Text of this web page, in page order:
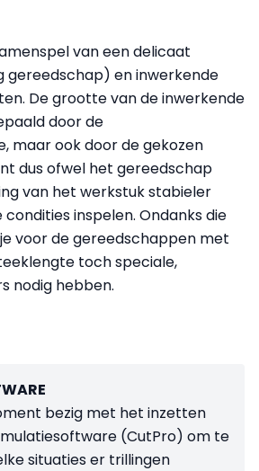
van een delicaat
gereedschap) en inwerkende
De grootte van de inwerkende
door de
maar ook door de gekozen
dus ofwel het gereedschap
van het werkstuk stabieler
inspelen. Ondanks die
voor de gereedschappen met
toch speciale,
nodig hebben.
bezig met het inzetten
(CutPro) om te
situaties er trillingen